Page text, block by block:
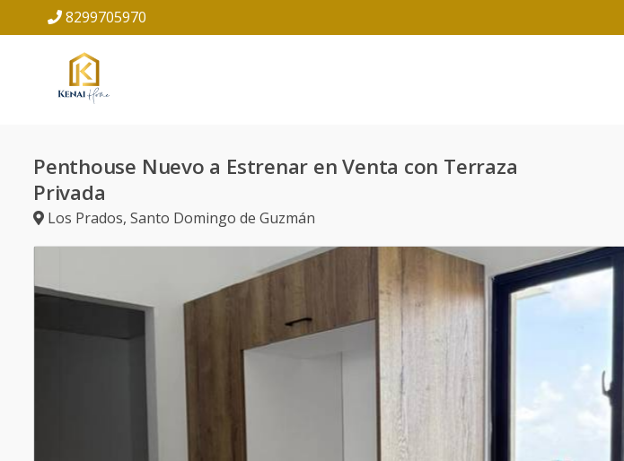
8299705970
Penthouse Nuevo a Estrenar en Venta con Terraza
Privada
Los Prados, Santo Domingo de Guzmán